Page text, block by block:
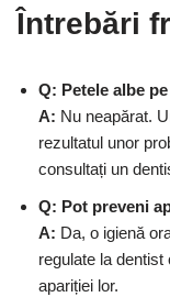
Întrebări
Q: Petele albe
A: Nu neapărat.
rezultatul unor
consultați un
Q: Pot preveni
A: Da, o igienă
regulate la
apariției lor.